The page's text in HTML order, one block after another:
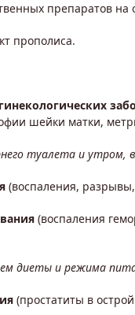
препаратов на
прополиса.
шейки матки,
туалета и утром,
(воспаления,
(воспаления
диеты и режима
(простатиты в